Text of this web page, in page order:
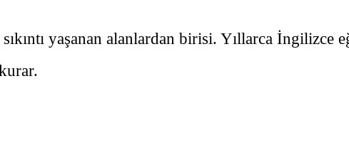
yaşanan alanlardan birisi. Yıllarca İngilizce